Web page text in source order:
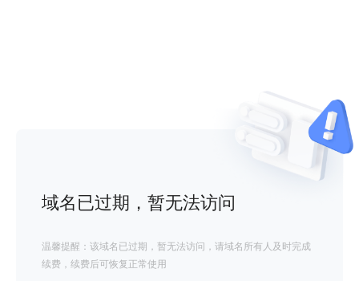
域名已过期，暂无法访问
温馨提醒：该域名已过期，暂无法访问，请域名所有人及时完成
续费，续费后可恢复正常使用